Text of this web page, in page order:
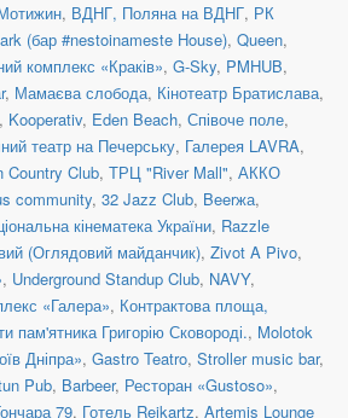
, ВДНГ, Поляна на ВДНГ, РК
(бар #nestoinameste House), Queen,
комплекс «Краків», G-Sky, PMHUB,
, Мамаєва слобода, Кінотеатр Братислава,
, Kooperativ, Eden Beach, Співоче поле,
театр на Печерську, Галерея LAVRA,
Country Club, ТРЦ "River Mall", АККО
community, 32 Jazz Club, Beerжа,
кінематека України, Razzle
(Оглядовий майданчик), Zivot A Pivo,
, Underground Standup Club, NAVY,
«Галера», Контрактова площа,
пам'ятника Григорію Сковороді., Molotok
Дніпра», Gastro Teatro, Stroller music bar,
Pub, Barbeer, Ресторан «Gustoso»,
79, Готель Reikartz, Artemis Lounge